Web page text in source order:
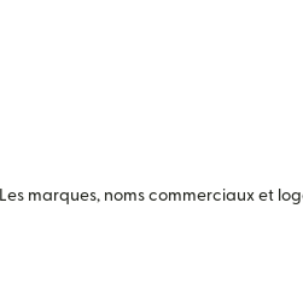
Les marques, noms commerciaux et